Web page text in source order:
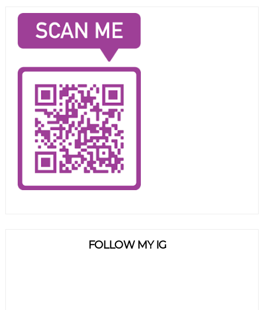
FOLLOW MY IG